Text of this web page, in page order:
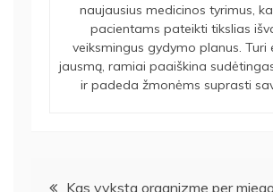
naujausius medicinos tyrimus,
pacientams pateikti tikslias
veiksmingus gydymo planus. Turi
jausmą, ramiai paaiškina
ir padeda žmonėms suprasti
Navigacija
Kas vyksta organizme per